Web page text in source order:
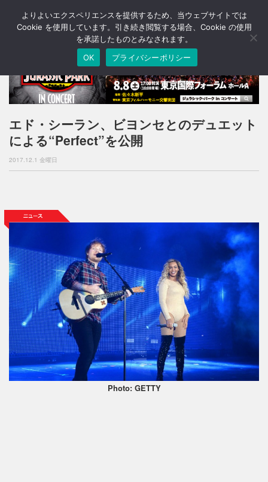
T
o
n
a
v
g
o
エド・シーラン、ビヨンセとのデュエット
による“Perfect”を公開
2017.12.1 金曜日
Photo: GETTY
よりよいエクスペリエンスを提供するため、当ウェブサイトでは
Cookie を使用しています。引き続き閲覧する場合、Cookie の使用
を承諾したものとみなされます。
OK
プライバシーポリシー